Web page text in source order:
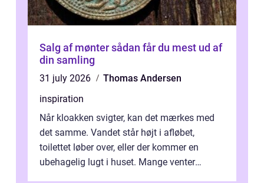
Salg af mønter sådan får du mest ud af
din samling
31 july 2026
Thomas Andersen
inspiration
Når kloakken svigter, kan det mærkes med
det samme. Vandet står højt i afløbet,
toilettet løber over, eller der kommer en
ubehagelig lugt i huset. Mange venter